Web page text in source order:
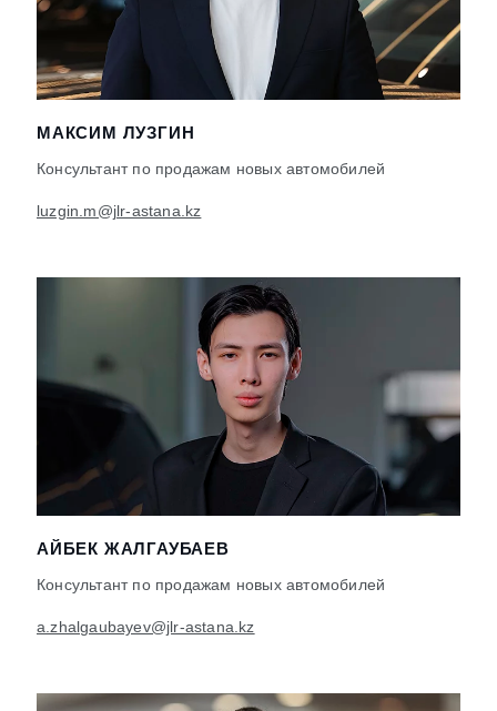
МАКСИМ ЛУЗГИН
Консультант по продажам новых автомобилей
luzgin.m@jlr-astana.kz
АЙБЕК ЖАЛГАУБАЕВ
Консультант по продажам новых автомобилей
a.zhalgaubayev@jlr-astana.kz